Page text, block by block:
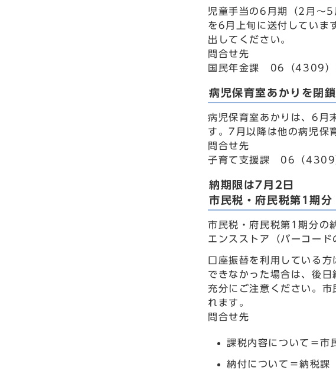
児童手当の6月期（2月～
を6月上旬に送付していま
出してください。
問合せ先
国民年金課 06（4309
病児保育室あかりを閉鎖
病児保育室あかりは、6月
す。7月以降は他の病児保
問合せ先
子育て支援課 06（
納期限は7月2日
市民税・府民税第1期分
市民税・府民税第1期分の
エンスストア（バーコー
口座振替を利用している
できなかった場合は、後
充分にご注意ください。
れます。
問合せ先
課税内容について＝
納付について＝納